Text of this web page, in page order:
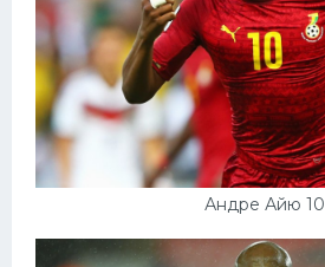
Андре Айю 10